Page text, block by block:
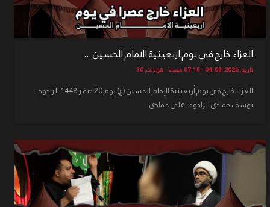
العزاء خارج في يوم اربعينية الامام الحسين ...
تاريخ: 2026-08-04 - 07:18 مساءً - قراءات: 30
العزاء خارج في يوم أربعينية الإمام الحسين (ع) يوم 20 صفر 1448 الرادود :
يوسف حمادي الرادود : علي حمادي...